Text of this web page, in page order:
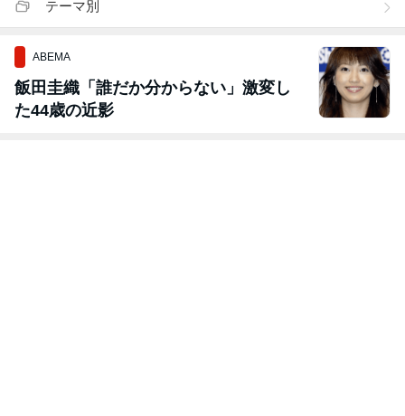
テーマ別
ABEMA
飯田圭織「誰だか分からない」激変し
た44歳の近影